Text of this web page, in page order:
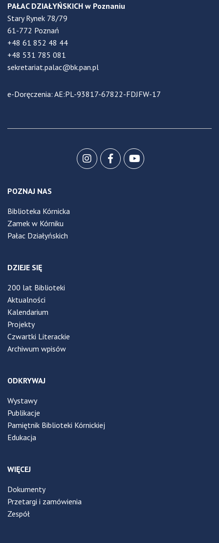
PAŁAC DZIAŁYŃSKICH w Poznaniu
Stary Rynek 78/79
61-772 Poznań
+48 61 852 48 44
+48 531 785 081
sekretariat.palac@bk.pan.pl
e-Doręczenia: AE:PL-93817-67822-FDJFW-17
POZNAJ NAS
Biblioteka Kórnicka
Zamek w Kórniku
Pałac Działyńskich
DZIEJE SIĘ
200 lat Biblioteki
Aktualności
Kalendarium
Projekty
Czwartki Literackie
Archiwum wpisów
ODKRYWAJ
Wystawy
Publikacje
Pamiętnik Biblioteki Kórnickiej
Edukacja
WIĘCEJ
Dokumenty
Przetargi i zamówienia
Zespół